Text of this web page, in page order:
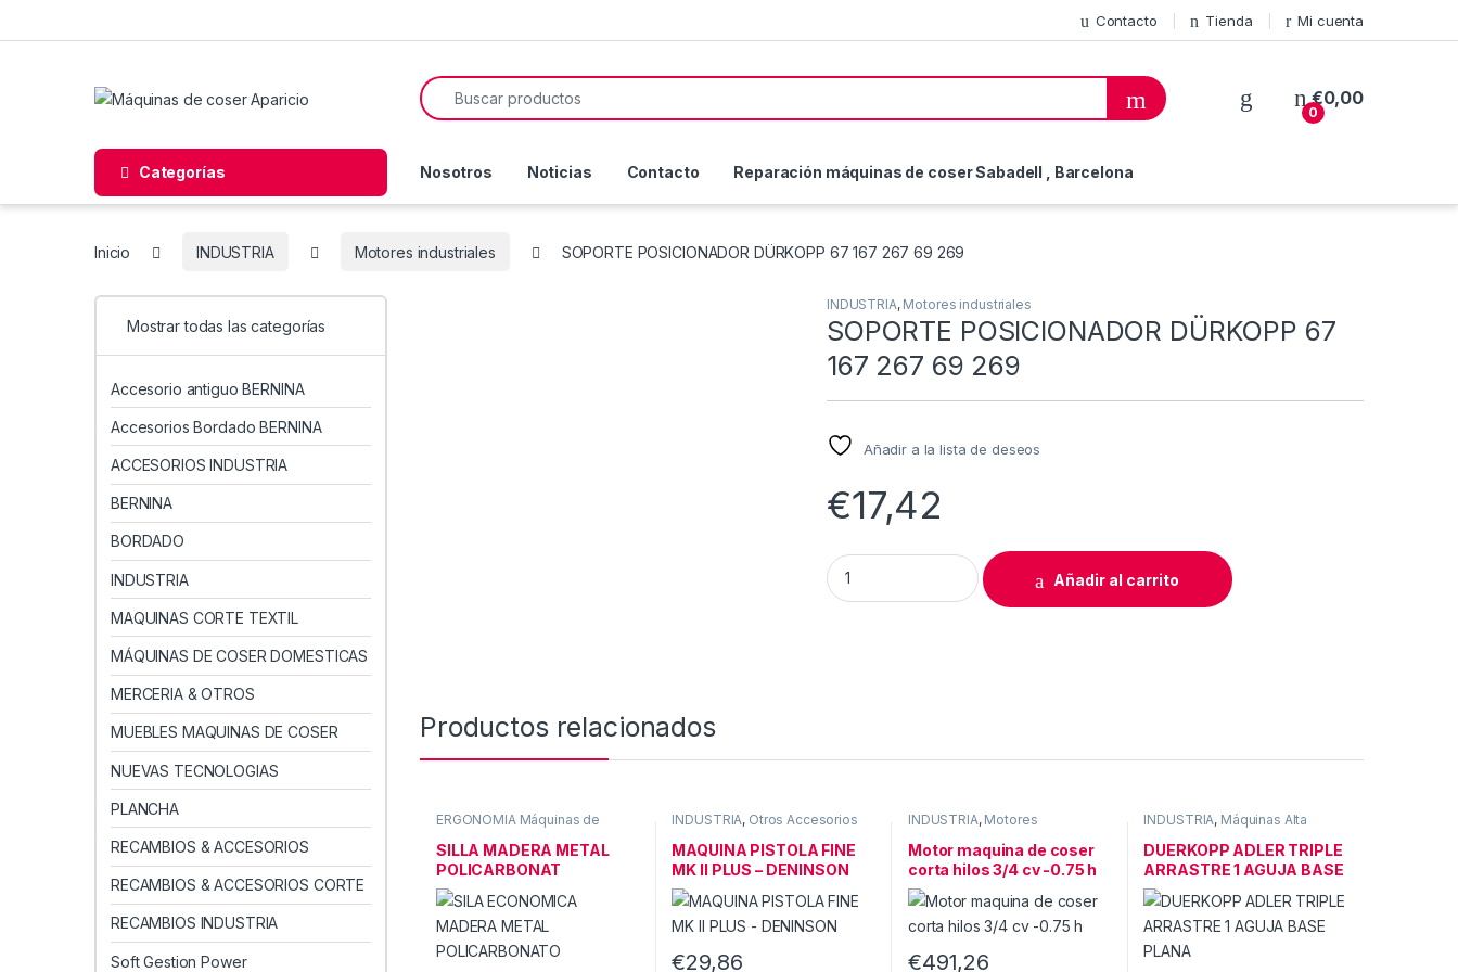
Contacto Tienda Mi cuenta
Search for:
0
€0,00
Categorías Nosotros Noticias Contacto Reparación máquinas de coser Sabadell , Barcelona
Inicio INDUSTRIA Motores industriales SOPORTE POSICIONADOR DÜRKOPP 67 167 267 69 269
INDUSTRIA, Motores industriales
SOPORTE POSICIONADOR DÜRKOPP 67
167 267 69 269
Añadir a la lista de deseos
€17,42
SOPORTE POSICIONADOR DÜRKOPP 67 167 267 69 269 quantity
Añadir al carrito
Productos relacionados
ERGONOMIA Máquinas de
INDUSTRIA
SILLA MADERA METAL
POLICARBONAT
TRASNPIRA REGULA
INDUSTRIA, Otros Accesorios
MAQUINA PISTOLA FINE
MK II PLUS – DENINSON
€29,86
INDUSTRIA, Motores
Motor maquina de coser
corta hilos 3/4 cv -0.75 h
€491,26
INDUSTRIA, Máquinas Alta
DUERKOPP ADLER TRIPLE
ARRASTRE 1 AGUJA BASE
PLANA
Mostrar todas las categorías
Accesorio antiguo BERNINA
Accesorios Bordado BERNINA
ACCESORIOS INDUSTRIA
BERNINA
BORDADO
INDUSTRIA
MAQUINAS CORTE TEXTIL
MÁQUINAS DE COSER DOMESTICAS
MERCERIA & OTROS
MUEBLES MAQUINAS DE COSER
NUEVAS TECNOLOGIAS
PLANCHA
RECAMBIOS & ACCESORIOS
RECAMBIOS & ACCESORIOS CORTE
RECAMBIOS INDUSTRIA
Soft Gestion Power